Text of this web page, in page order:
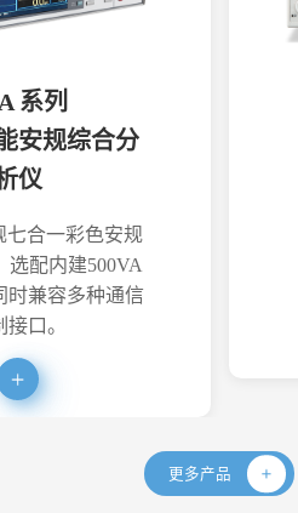
系列
安规综合分
仪
七合一彩色安规
选配内建500VA
时兼容多种通信
接口。
更多产品